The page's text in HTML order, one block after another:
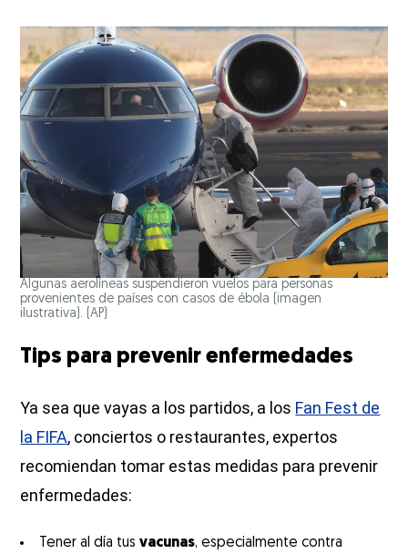
Algunas aerolíneas suspendieron vuelos para personas
provenientes de países con casos de ébola (imagen
ilustrativa). (AP)
Tips para prevenir enfermedades
Ya sea que vayas a los partidos, a los Fan Fest de
la FIFA, conciertos o restaurantes, expertos
recomiendan tomar estas medidas para prevenir
enfermedades:
Tener al día tusvacunas, especialmente contra